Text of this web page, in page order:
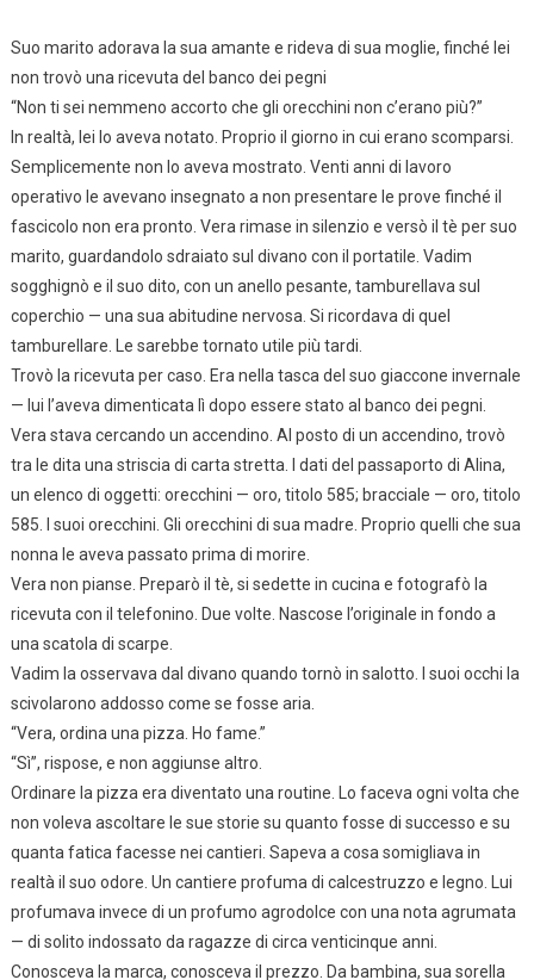
Suo marito adorava la sua amante e rideva di sua moglie, finché lei
non trovò una ricevuta del banco dei pegni
“Non ti sei nemmeno accorto che gli orecchini non c’erano più?”
In realtà, lei lo aveva notato. Proprio il giorno in cui erano scomparsi.
Semplicemente non lo aveva mostrato. Venti anni di lavoro
operativo le avevano insegnato a non presentare le prove finché il
fascicolo non era pronto. Vera rimase in silenzio e versò il tè per suo
marito, guardandolo sdraiato sul divano con il portatile. Vadim
sogghignò e il suo dito, con un anello pesante, tamburellava sul
coperchio — una sua abitudine nervosa. Si ricordava di quel
tamburellare. Le sarebbe tornato utile più tardi.
Trovò la ricevuta per caso. Era nella tasca del suo giaccone invernale
— lui l’aveva dimenticata lì dopo essere stato al banco dei pegni.
Vera stava cercando un accendino. Al posto di un accendino, trovò
tra le dita una striscia di carta stretta. I dati del passaporto di Alina,
un elenco di oggetti: orecchini — oro, titolo 585; bracciale — oro, titolo
585. I suoi orecchini. Gli orecchini di sua madre. Proprio quelli che sua
nonna le aveva passato prima di morire.
Vera non pianse. Preparò il tè, si sedette in cucina e fotografò la
ricevuta con il telefonino. Due volte. Nascose l’originale in fondo a
una scatola di scarpe.
Vadim la osservava dal divano quando tornò in salotto. I suoi occhi la
scivolarono addosso come se fosse aria.
“Vera, ordina una pizza. Ho fame.”
“Sì”, rispose, e non aggiunse altro.
Ordinare la pizza era diventato una routine. Lo faceva ogni volta che
non voleva ascoltare le sue storie su quanto fosse di successo e su
quanta fatica facesse nei cantieri. Sapeva a cosa somigliava in
realtà il suo odore. Un cantiere profuma di calcestruzzo e legno. Lui
profumava invece di un profumo agrodolce con una nota agrumata
— di solito indossato da ragazze di circa venticinque anni.
Conosceva la marca, conosceva il prezzo. Da bambina, sua sorella